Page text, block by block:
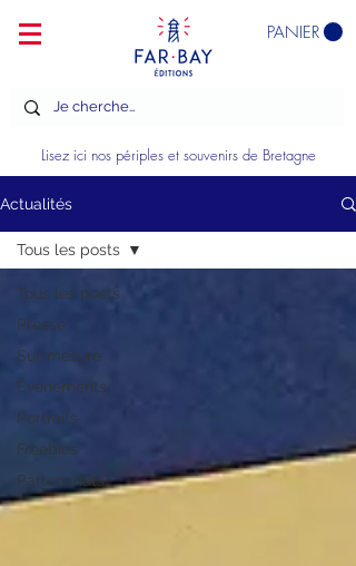
PANIER
Lisez ici nos périples et souvenirs de Bretagne
Actualités
Tous les posts
Presse
Sur-mesure
Événements
Portraits
Freebies
Partenariats
Tous les posts